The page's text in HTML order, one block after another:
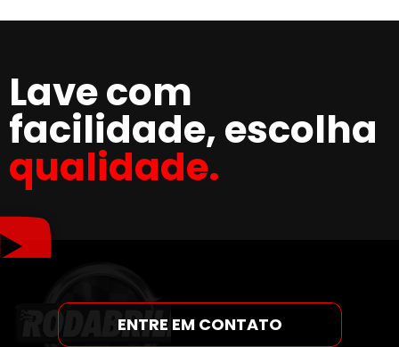
Lave com
facilidade, escolha
qualidade.
ENTRE EM CONTATO